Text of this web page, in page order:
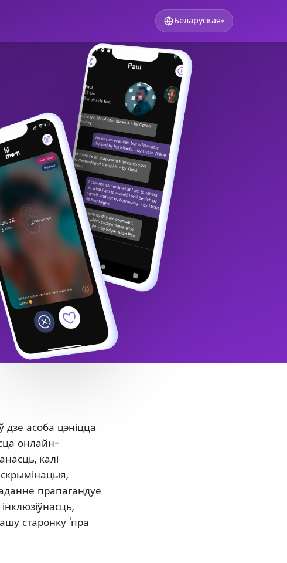
Беларуская▾
асоба цэніцца
онлайн-
калі
прапагандуе
старонку 'пра